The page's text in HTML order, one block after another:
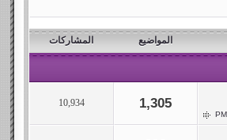
المواضيع المشاركات
1,305
10,934